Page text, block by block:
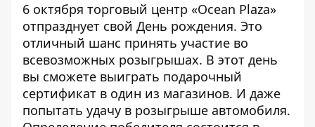
6 октября торговый центр «Ocean Plaza»
отпразднует свой День рождения. Это
отличный шанс принять участие во
всевозможных розыгрышах. В этот день
вы сможете выиграть подарочный
сертификат в один из магазинов. И даже
попытать удачу в розыгрыше автомобиля.